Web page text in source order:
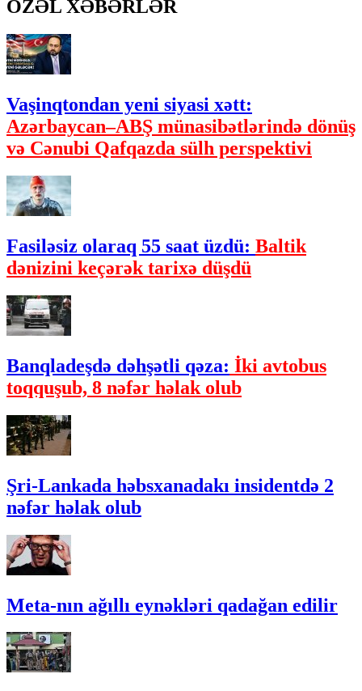
ÖZƏL XƏBƏRLƏR
Vaşinqtondan yeni siyasi xətt:
Azərbaycan–ABŞ münasibətlərində dönüş
və Cənubi Qafqazda sülh perspektivi
Fasiləsiz olaraq 55 saat üzdü: Baltik
dənizini keçərək tarixə düşdü
Banqladeşdə dəhşətli qəza: İki avtobus
toqquşub, 8 nəfər həlak olub
Şri-Lankada həbsxanadakı insidentdə 2
nəfər həlak olub
Meta-nın ağıllı eynəkləri qadağan edilir